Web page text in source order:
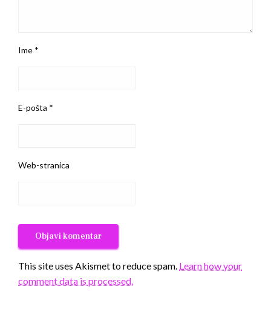
Ime *
E-pošta *
Web-stranica
This site uses Akismet to reduce spam. Learn how your
comment data is processed.